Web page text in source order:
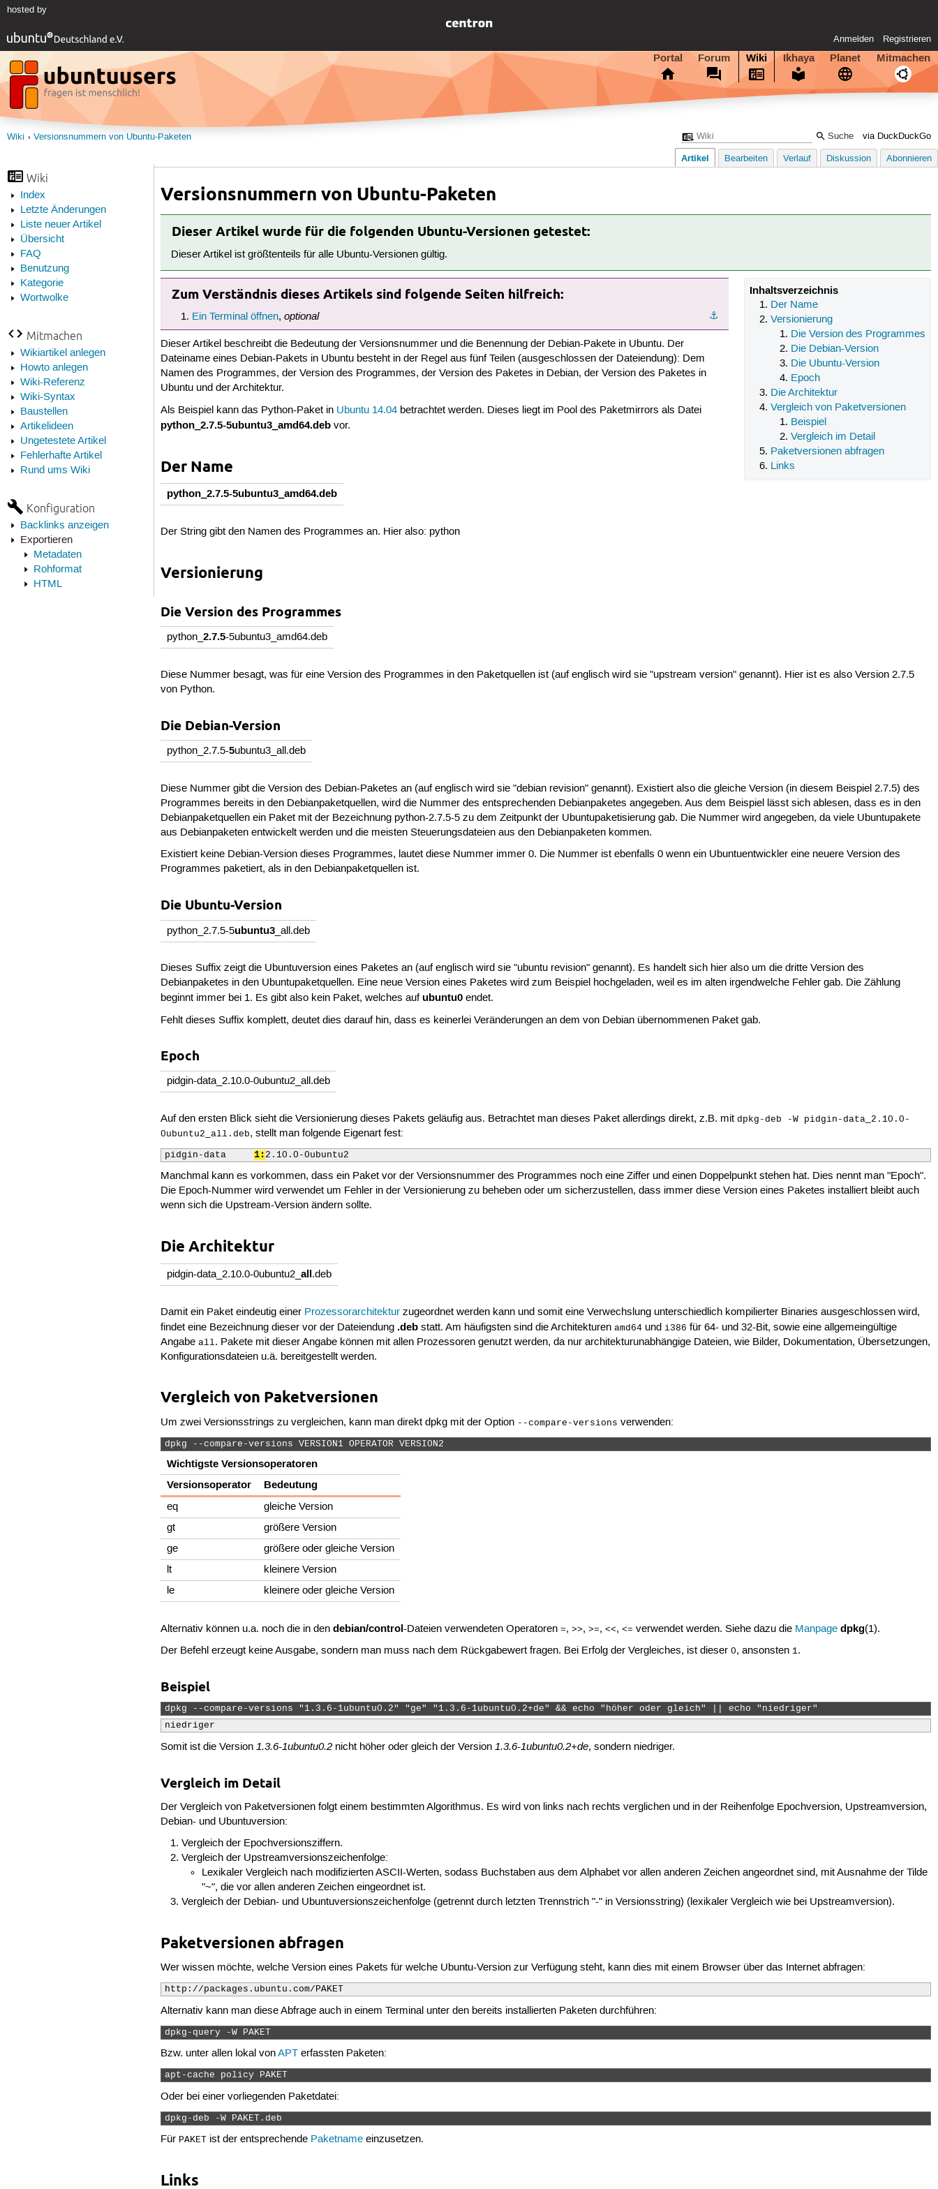
hosted by
Anmelden Registrieren
Portal Forum Wiki Ikhaya Planet Mitmachen
via DuckDuckGo
Wiki Versionsnummern von Ubuntu-Paketen
Wiki
Index
Letzte Änderungen
Liste neuer Artikel
Übersicht
FAQ
Benutzung
Kategorie
Wortwolke
Mitmachen
Wikiartikel anlegen
Howto anlegen
Wiki-Referenz
Wiki-Syntax
Baustellen
Artikelideen
Ungetestete Artikel
Fehlerhafte Artikel
Rund ums Wiki
Konfiguration
Backlinks anzeigen
Exportieren
Metadaten
Rohformat
HTML
Artikel Bearbeiten Verlauf Diskussion Abonnieren
Versionsnummern von Ubuntu-Paketen
Dieser Artikel wurde für die folgenden Ubuntu-Versionen getestet:
Dieser Artikel ist größtenteils für alle Ubuntu-Versionen gültig.
Inhaltsverzeichnis
Der Name
Versionierung
Die Version des Programmes
Die Debian-Version
Die Ubuntu-Version
Epoch
Die Architektur
Vergleich von Paketversionen
Beispiel
Vergleich im Detail
Paketversionen abfragen
Links
Zum Verständnis dieses Artikels sind folgende Seiten hilfreich:
⚓︎
Ein Terminal öffnen, optional
Dieser Artikel beschreibt die Bedeutung der Versionsnummer und die Benennung der Debian-Pakete in Ubuntu. Der
Dateiname eines Debian-Pakets in Ubuntu besteht in der Regel aus fünf Teilen (ausgeschlossen der Dateiendung): Dem
Namen des Programmes, der Version des Programmes, der Version des Paketes in Debian, der Version des Paketes in
Ubuntu und der Architektur.
Als Beispiel kann das Python-Paket in Ubuntu 14.04 betrachtet werden. Dieses liegt im Pool des Paketmirrors als Datei
python_2.7.5-5ubuntu3_amd64.deb vor.
Der Name
python_2.7.5-5ubuntu3_amd64.deb
Der String gibt den Namen des Programmes an. Hier also: python
Versionierung
Die Version des Programmes
python_2.7.5-5ubuntu3_amd64.deb
Diese Nummer besagt, was für eine Version des Programmes in den Paketquellen ist (auf englisch wird sie "upstream version" genannt). Hier ist es also Version 2.7.5
von Python.
Die Debian-Version
python_2.7.5-5ubuntu3_all.deb
Diese Nummer gibt die Version des Debian-Paketes an (auf englisch wird sie "debian revision" genannt). Existiert also die gleiche Version (in diesem Beispiel 2.7.5) des
Programmes bereits in den Debianpaketquellen, wird die Nummer des entsprechenden Debianpaketes angegeben. Aus dem Beispiel lässt sich ablesen, dass es in den
Debianpaketquellen ein Paket mit der Bezeichnung python-2.7.5-5 zu dem Zeitpunkt der Ubuntupaketisierung gab. Die Nummer wird angegeben, da viele Ubuntupakete
aus Debianpaketen entwickelt werden und die meisten Steuerungsdateien aus den Debianpaketen kommen.
Existiert keine Debian-Version dieses Programmes, lautet diese Nummer immer 0. Die Nummer ist ebenfalls 0 wenn ein Ubuntuentwickler eine neuere Version des
Programmes paketiert, als in den Debianpaketquellen ist.
Die Ubuntu-Version
python_2.7.5-5ubuntu3 _all.deb
Dieses Suffix zeigt die Ubuntuversion eines Paketes an (auf englisch wird sie "ubuntu revision" genannt). Es handelt sich hier also um die dritte Version des
Debianpaketes in den Ubuntupaketquellen. Eine neue Version eines Paketes wird zum Beispiel hochgeladen, weil es im alten irgendwelche Fehler gab. Die Zählung
beginnt immer bei 1. Es gibt also kein Paket, welches auf ubuntu0 endet.
Fehlt dieses Suffix komplett, deutet dies darauf hin, dass es keinerlei Veränderungen an dem von Debian übernommenen Paket gab.
Epoch
pidgin-data_2.10.0-0ubuntu2_all.deb
Auf den ersten Blick sieht die Versionierung dieses Pakets geläufig aus. Betrachtet man dieses Paket allerdings direkt, z.B. mitdpkg-deb -W pidgin-data_2.10.0-
0ubuntu2_all.deb, stellt man folgende Eigenart fest:
1: 2.10.0-0ubuntu2
Manchmal kann es vorkommen, dass ein Paket vor der Versionsnummer des Programmes noch eine Ziffer und einen Doppelpunkt stehen hat. Dies nennt man "Epoch".
Die Epoch-Nummer wird verwendet um Fehler in der Versionierung zu beheben oder um sicherzustellen, dass immer diese Version eines Paketes installiert bleibt auch
wenn sich die Upstream-Version ändern sollte.
Die Architektur
pidgin-data_2.10.0-0ubuntu2_all.deb
Damit ein Paket eindeutig einer Prozessorarchitektur zugeordnet werden kann und somit eine Verwechslung unterschiedlich kompilierter Binaries ausgeschlossen wird,
findet eine Bezeichnung dieser vor der Dateiendung .deb statt. Am häufigsten sind die Architekturenamd64 und i386 für 64- und 32-Bit, sowie eine allgemeingültige
Angabeall. Pakete mit dieser Angabe können mit allen Prozessoren genutzt werden, da nur architekturunabhängige Dateien, wie Bilder, Dokumentation, Übersetzungen,
Konfigurationsdateien u.ä. bereitgestellt werden.
Vergleich von Paketversionen
Um zwei Versionsstrings zu vergleichen, kann man direkt dpkg mit der Option --compare-versions verwenden:
dpkg --compare-versions VERSION1 OPERATOR VERSION2
Wichtigste Versionsoperatoren
Versionsoperator
Bedeutung
eq
gleiche Version
gt
größere Version
ge
größere oder gleiche Version
lt
kleinere Version
le
kleinere oder gleiche Version
Alternativ können u.a. noch die in dendebian/control-Dateien verwendeten Operatoren=,>>,>=,<<,<= verwendet werden. Siehe dazu die Manpage dpkg(1).
Der Befehl erzeugt keine Ausgabe, sondern man muss nach dem Rückgabewert fragen. Bei Erfolg der Vergleiches, ist dieser0, ansonsten 1.
Beispiel
dpkg --compare-versions "1.3.6-1ubuntu0.2" "ge" "1.3.6-1ubuntu0.2+de" && echo "höher oder gleich" || echo "niedriger"
niedriger
Somit ist die Version1.3.6-1ubuntu0.2 nicht höher oder gleich der Version1.3.6-1ubuntu0.2+de, sondern niedriger.
Vergleich im Detail
Der Vergleich von Paketversionen folgt einem bestimmten Algorithmus. Es wird von links nach rechts verglichen und in der Reihenfolge Epochversion, Upstreamversion,
Debian- und Ubuntuversion:
Vergleich der Epochversionsziffern.
Vergleich der Upstreamversionszeichenfolge:
Lexikaler Vergleich nach modifizierten ASCII-Werten, sodass Buchstaben aus dem Alphabet vor allen anderen Zeichen angeordnet sind, mit Ausnahme der Tilde
"~", die vor allen anderen Zeichen eingeordnet ist.
Vergleich der Debian- und Ubuntuversionszeichenfolge (getrennt durch letzten Trennstrich "-" in Versionsstring) (lexikaler Vergleich wie bei Upstreamversion).
Paketversionen abfragen
Wer wissen möchte, welche Version eines Pakets für welche Ubuntu-Version zur Verfügung steht, kann dies mit einem Browser über das Internet abfragen:
http://packages.ubuntu.com/PAKET
Alternativ kann man diese Abfrage auch in einem Terminal unter den bereits installierten Paketen durchführen:
dpkg-query -W PAKET
Bzw. unter allen lokal vonAPT erfassten Paketen:
apt-cache policy PAKET
Oder bei einer vorliegenden Paketdatei:
dpkg-deb -W PAKET.deb
Für PAKET ist der entsprechende Paketname einzusetzen.
Links